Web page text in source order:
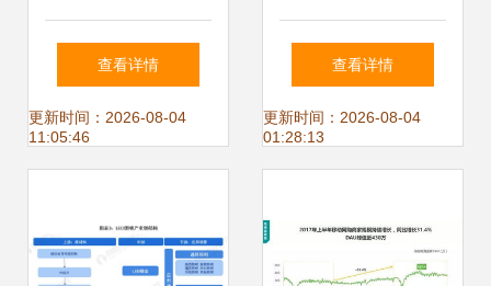
程 软件开发成本度
量规范》宣贯会
功举办，助力软件
查看详情
更新时间：2026-08-04
11:05:46
建筑及景观设计方
案su模型加效果图
37.93mb 建筑模型
查看详情
更新时间：2026-08-04
01:28:13